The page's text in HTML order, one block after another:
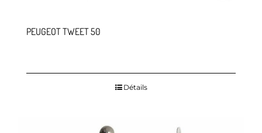
PEUGEOT TWEET 50
Détails